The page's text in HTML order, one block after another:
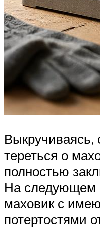
Выкручиваясь,
тереться о
полностью
На следующем
маховик с
потертостями